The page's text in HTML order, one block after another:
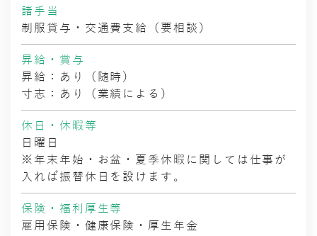
諸手当
制服貸与・交通費支給（要相談）
昇給・賞与
昇給：あり（随時）
寸志：あり（業績による）
休日・休暇等
日曜日
※年末年始・お盆・夏季休暇に関しては仕事が
入れば振替休日を設けます。
保険・福利厚生等
雇用保険・健康保険・厚生年金